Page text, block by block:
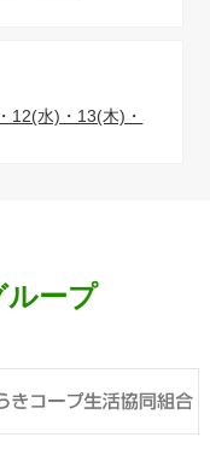
12(水)・13(木)・
ループ